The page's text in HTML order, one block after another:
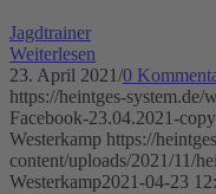
Jagdtrainer
Weiterlesen
23. April 2021/0
https://heintges-system.de/
Facebook-23.04.2021-
Westerkamp https://
content/uploads/2021/11/
Westerkamp2021-04-23